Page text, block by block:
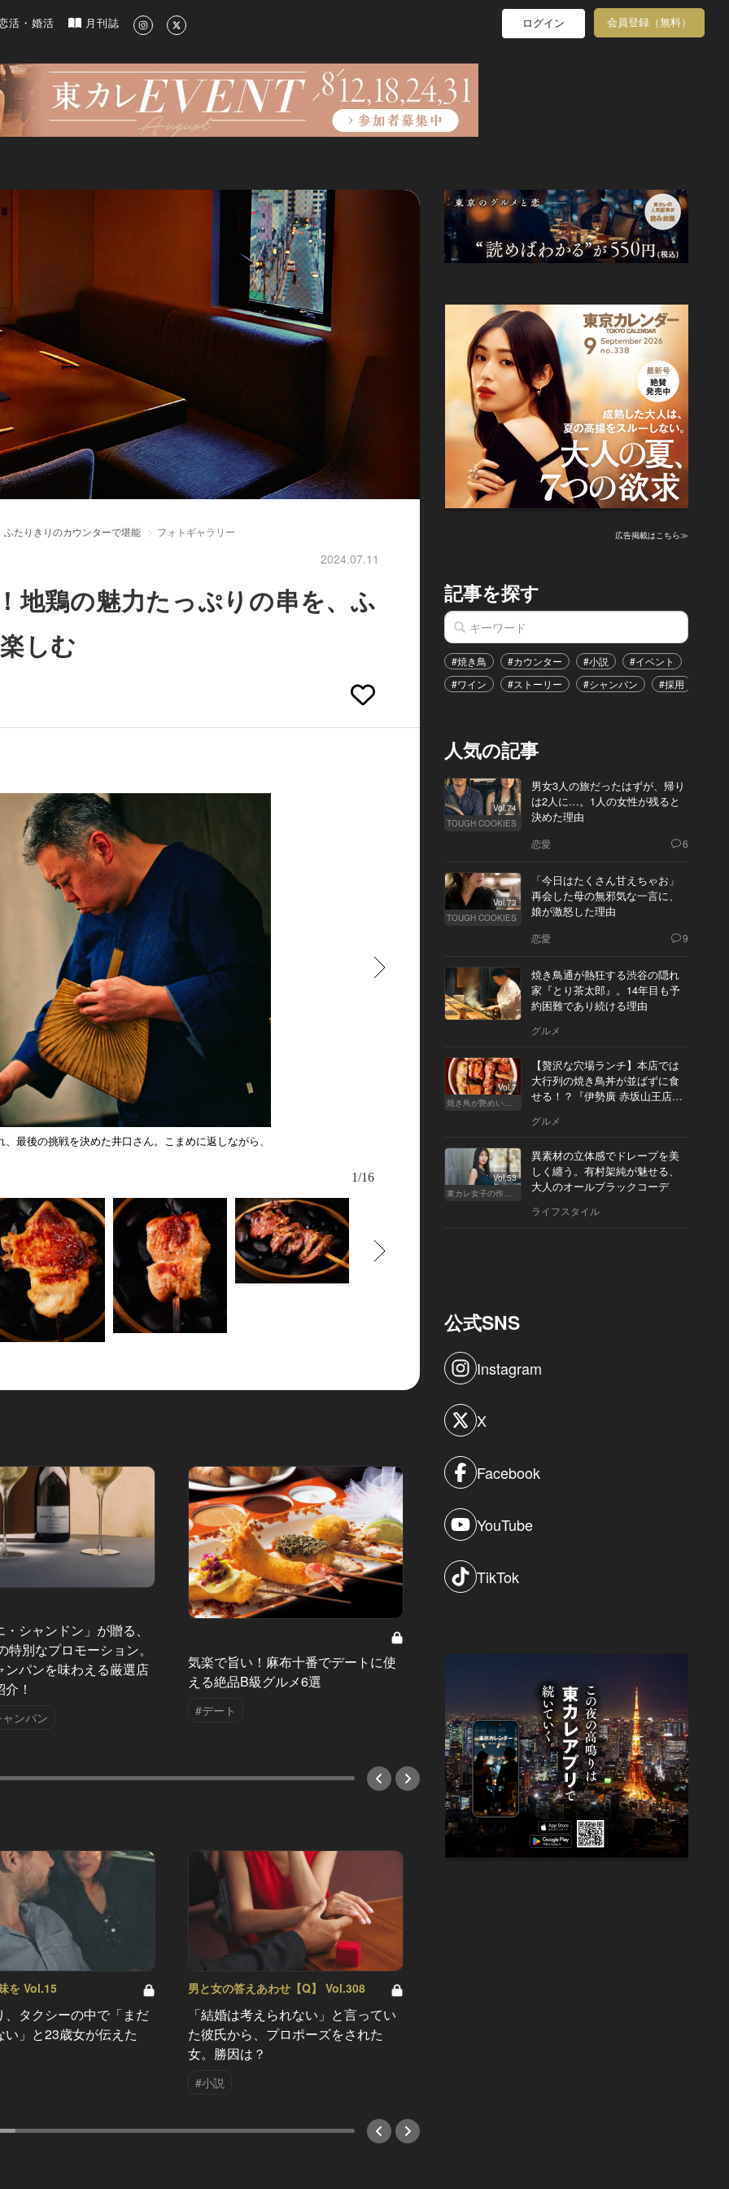
ルメ、洗練されたライフスタイル情報
活・婚活 月刊誌 ログイン 会員登録（無料）
たりきりのカウンターで堪能 フォトギャラリー
2024.07.11
地鶏の魅力たっぷりの串を、ふ
しむ
最後の挑戦を決めた井口さん。こまめに返しながら、
1/16
シャンドン」が贈る、
特別なプロモーション。
ンパンを味わえる厳選店
！
ンパン
気楽で旨い！麻布十番でデートに使
える絶品B級グルメ6選
#デート
話題のレストラン1Fに、料理も雰囲
気も抜群のピンチョスバーが誕生！
#新店情報
を Vol.15
、タクシーの中で「まだ
い」と23歳女が伝えた
男と女の答えあわせ【Q】 Vol.308
「結婚は考えられない」と言ってい
た彼氏から、プロポーズをされた
女。勝因は？
#小説
広告掲載はこちら≫
記事を探す
#焼き鳥 #カウンター #小説 #イベント
#ワイン
#ストーリー #シャンパン #採用
人気の記事
Vol.74
TOUGH COOKIES
男女3人の旅だったはずが、帰り
は2人に…。1人の女性が残ると
決めた理由
恋愛 6
Vol.73
TOUGH COOKIES
「今日はたくさん甘えちゃお」
再会した母の無邪気な一言に、
娘が激怒した理由
恋愛 9
焼き鳥通が熱狂する渋谷の隠れ
家『とり茶太郎』。14年目も予
約困難であり続ける理由
グルメ
Vol.7
焼き鳥が艶めいてきた
【贅沢な穴場ランチ】本店では
大行列の焼き鳥丼が並ばずに食
せる！？『伊勢廣 赤坂山王店』
グルメ
Vol.53
東カレ女子の作り方
異素材の立体感でドレープを美
しく纏う。有村架純が魅せる、
大人のオールブラックコーデ
ライフスタイル
公式SNS
Instagram
X
Facebook
YouTube
TikTok